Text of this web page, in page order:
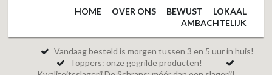
HOME OVER ONS BEWUST
LOKAAL
AMBACHTELIJK
Vandaag besteld is morgen tussen 3 en 5 uur in huis!
Toppers: onze gegrilde producten!